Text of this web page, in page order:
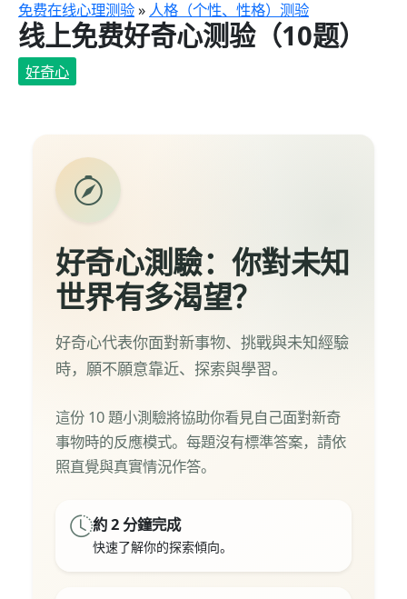
免费在线心理测验» 人格（个性、性格）测验
线上免费好奇心测验（10题）
好奇心
好奇心測驗：你對未知
世界有多渴望？
好奇心代表你面對新事物、挑戰與未知經驗
時，願不願意靠近、探索與學習。
這份 10 題小測驗將協助你看見自己面對新奇
事物時的反應模式。每題沒有標準答案，請依
照直覺與真實情況作答。
測驗特色
約 2 分鐘完成
快速了解你的探索傾向。